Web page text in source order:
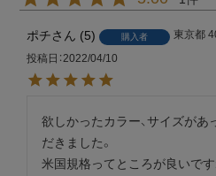
ポチ 5 購入者 東京都
投稿日 2022/04/10
欲しかったカラー、サイズがあ
だきました。
米国規格ってところが良いです